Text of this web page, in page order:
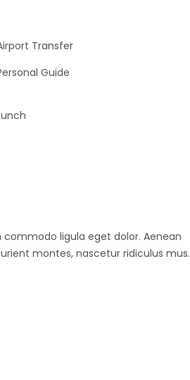
Transfer
Guide
ligula eget dolor. Aenean
montes, nascetur ridiculus mus.